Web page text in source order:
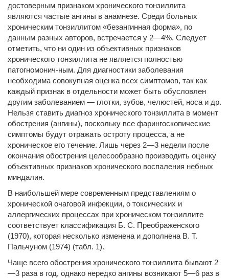
достоверным признаком хронического тонзиллита
являются частые ангины в анамнезе. Среди больных
хроническим тонзиллитом «безангинная форма», по
данным разных авторов, встречается у 2—4%. Следует
отметить, что ни один из объективных признаков
хронического тонзиллита не является полностью
патогномонич-ным. Для диагностики заболевания
необходима совокупная оценка всех симптомов, так как
каждый признак в отдельности может быть обусловлен
другим заболеванием — глотки, зубов, челюстей, носа и др.
Нельзя ставить диагноз хронического тонзиллита в момент
обострения (ангины), поскольку все фарингоскопические
симптомы будут отражать остроту процесса, а не
хроническое его течение. Лишь через 2—3 недели после
окончания обострения целесообразно производить оценку
объективных признаков хронического воспаления небных
миндалин.
В наибольшей мере современным представлениям о
хронической очаговой инфекции, о токсических и
аллергических процессах при хроническом тонзиллите
соответствует классификация Б. С. Преображенского
(1970), которая несколько изменена и дополнена В. Т.
Пальчуном (1974) (табл. 1).
Чаще всего обострения хронического тонзиллита бывают 2
—3 раза в год, однако нередко ангины возникают 5—6 раз в